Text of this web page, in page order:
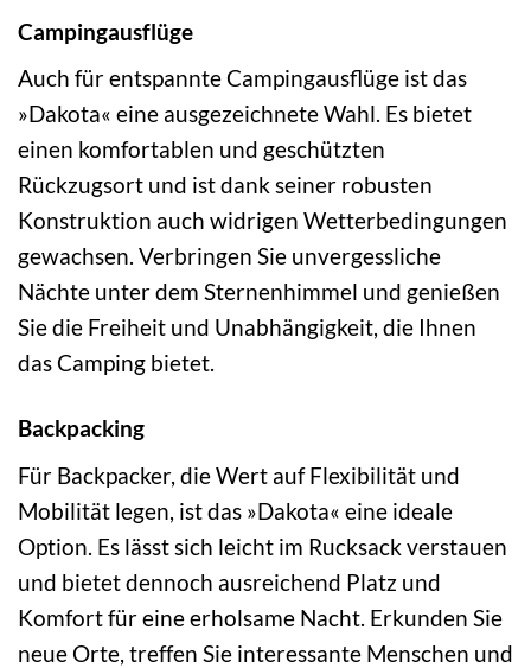
Campingausflüge
Auch für entspannte Campingausflüge ist das
»Dakota« eine ausgezeichnete Wahl. Es bietet
einen komfortablen und geschützten
Rückzugsort und ist dank seiner robusten
Konstruktion auch widrigen Wetterbedingungen
gewachsen. Verbringen Sie unvergessliche
Nächte unter dem Sternenhimmel und genießen
Sie die Freiheit und Unabhängigkeit, die Ihnen
das Camping bietet.
Backpacking
Für Backpacker, die Wert auf Flexibilität und
Mobilität legen, ist das »Dakota« eine ideale
Option. Es lässt sich leicht im Rucksack verstauen
und bietet dennoch ausreichend Platz und
Komfort für eine erholsame Nacht. Erkunden Sie
neue Orte, treffen Sie interessante Menschen und